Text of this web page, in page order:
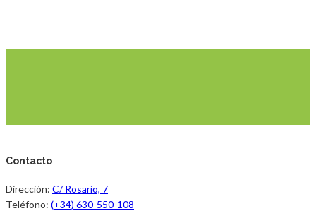
Contacto
Dirección: C/ Rosario, 7
Teléfono: (+34) 630-550-108